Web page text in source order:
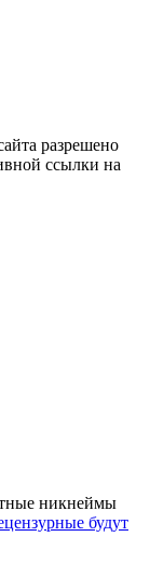
разрешено
ссылки на
никнеймы
будут